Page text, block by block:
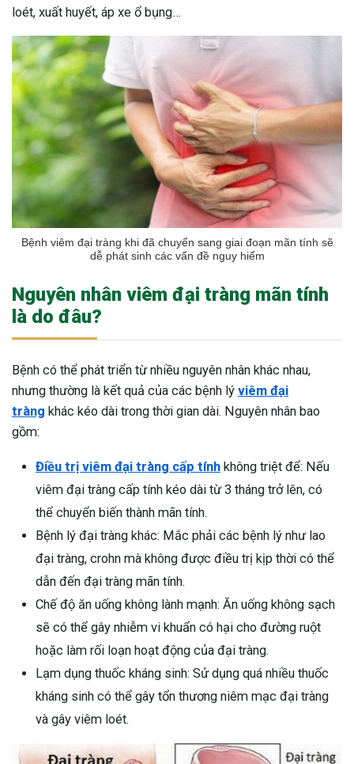
Sau Sinh Có Tự Khỏi
Thông Tin Cần Biết
sau sinh là tình trạng viêm da
phổ biến, khiến đôi bàn tay,
của chị em trở nên khô...
loét, xuất huyết, áp xe ổ bụng…
Bệnh viêm đại tràng khi đã chuyển sang giai đoạn mãn tính sẽ
dễ phát sinh các vấn đề nguy hiểm
Nguyên nhân viêm đại tràng mãn tính
là do đâu?
Bệnh có thể phát triển từ nhiều nguyên nhân khác nhau,
nhưng thường là kết quả của các bệnh lý viêm đại
tràng khác kéo dài trong thời gian dài. Nguyên nhân bao
gồm:
Điều trị viêm đại tràng cấp tính không triệt để: Nếu
viêm đại tràng cấp tính kéo dài từ 3 tháng trở lên, có
thể chuyển biến thành mãn tính.
Bệnh lý đại tràng khác: Mắc phải các bệnh lý như lao
đại tràng, crohn mà không được điều trị kịp thời có thể
dẫn đến đại tràng mãn tính.
Chế độ ăn uống không lành mạnh: Ăn uống không sạch
sẽ có thể gây nhiễm vi khuẩn có hại cho đường ruột
hoặc làm rối loạn hoạt động của đại tràng.
Lạm dụng thuốc kháng sinh: Sử dụng quá nhiều thuốc
kháng sinh có thể gây tổn thương niêm mạc đại tràng
và gây viêm loét.